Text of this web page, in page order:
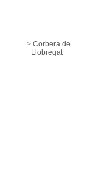
Corbera de
Llobregat